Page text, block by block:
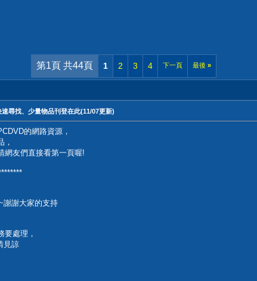
第1頁 共44頁 1 2 3 4 下一頁 最後 »
尋找、少量物品刊登在此(11/07更新)
的網路資源，
，
網友們直接看第一頁喔!
謝謝大家的支持
要處理，
見諒